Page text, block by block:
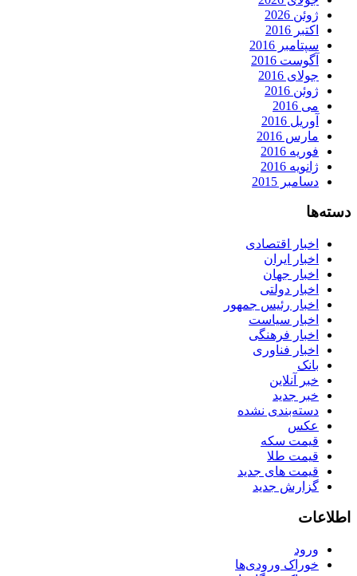
ژوئن 2026
اکتبر 2016
سپتامبر 2016
آگوست 2016
جولای 2016
ژوئن 2016
می 2016
آوریل 2016
مارس 2016
فوریه 2016
ژانویه 2016
دسامبر 2015
دسته‌ها
اخبار اقتصادی
اخبار ایران
اخبار جهان
اخبار دولتی
اخبار رئیس جمهور
اخبار سیاست
اخبار فرهنگی
اخبار فناوری
بانک
خبر آنلاین
خبر جدید
دسته‌بندی نشده
عکس
قیمت سکه
قیمت طلا
قیمت های جدید
گزارش جدید
اطلاعات
ورود
خوراک ورودی‌ها